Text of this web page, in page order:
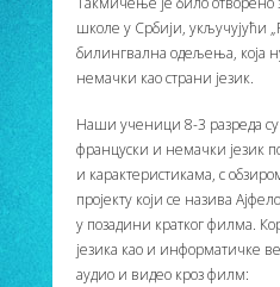
школе у Србији, укључујући
билингвална одељења, која
немачки као страни језик.
Наши ученици 8-3 разреда
француски и немачки језик
и карактеристикама, с
пројекту који се назива
у позадини кратког филма.
језика као и информатичке
аудио и видео кроз филм: